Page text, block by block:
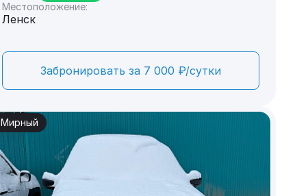
Местоположение:
Ленск
Забронировать за 7 000 ₽/сутки
Мирный